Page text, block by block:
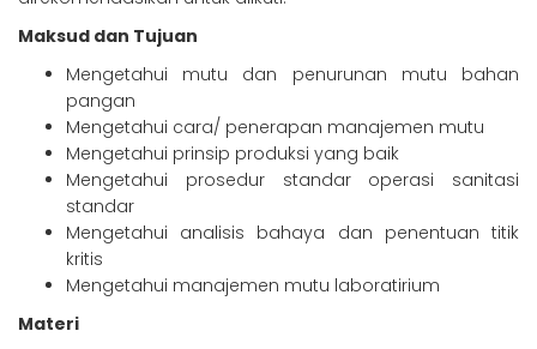
Maksud dan Tujuan
Mengetahui mutu dan penurunan mutu bahan
pangan
Mengetahui cara/ penerapan manajemen mutu
Mengetahui prinsip produksi yang baik
Mengetahui prosedur standar operasi sanitasi
standar
Mengetahui analisis bahaya dan penentuan titik
kritis
Mengetahui manajemen mutu laboratirium
Materi